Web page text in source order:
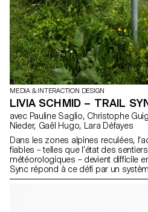
MEDIA & INTERACTION DESIGN
LIVIA SCHMID – TRAIL
avec Pauline Saglio, Christophe Guignard, Alain Bellet, Laura
Nieder, Gaël Hugo, Lara Défayes
Dans les zones alpines reculées,
fiables – telles que l’état des
météorologiques – devient difficile
Sync répond à ce défi par un
des boîtiers d'informations locales,